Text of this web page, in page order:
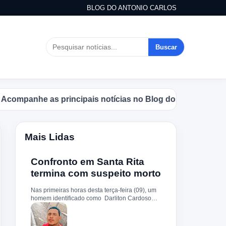
BLOG DO ANTONIO CARLOS
Buscar
as principais notícias no Blog do Antonio Carlos.
Mais Lidas
Confronto em Santa Rita
termina com suspeito morto
Nas primeiras horas desta terça-feira (09), um
homem identificado como Darliton Cardoso
Pereira morreu após confronto com a Polícia
Militar no povoado Timbotiba, zona rural de
Santa Rita. De acordo com a PM, os policiais